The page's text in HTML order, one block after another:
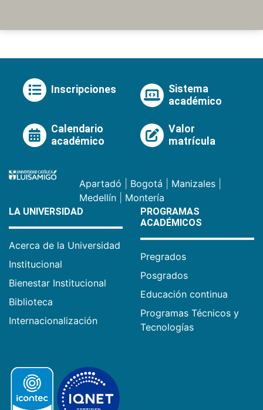
Inscripciones
Sistema
académico
Calendario
académico
Valor
matrícula
Apartadó Bogotá Manizales
Medellín
Montería
LA UNIVERSIDAD
Acerca de la Universidad
Institucional
Bienestar Institucional
Biblioteca
Internacionalización
PROGRAMAS
ACADÉMICOS
Pregrados
Posgrados
Educación continua
Programas Técnicos y
Tecnologías